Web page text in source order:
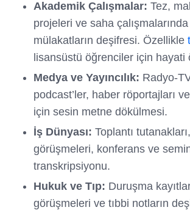
Akademik Çalışmalar: Tez,
projeleri ve saha çalışmalarında
mülakatların deşifresi. Özellikle
lisansüstü öğrenciler için hayati
Medya ve Yayıncılık: Radyo-
podcast’ler, haber röportajları
için sesin metne dökülmesi.
İş Dünyası: Toplantı
görüşmeleri, konferans ve
transkripsiyonu.
Hukuk ve Tıp: Duruşma
görüşmeleri ve tıbbi notların